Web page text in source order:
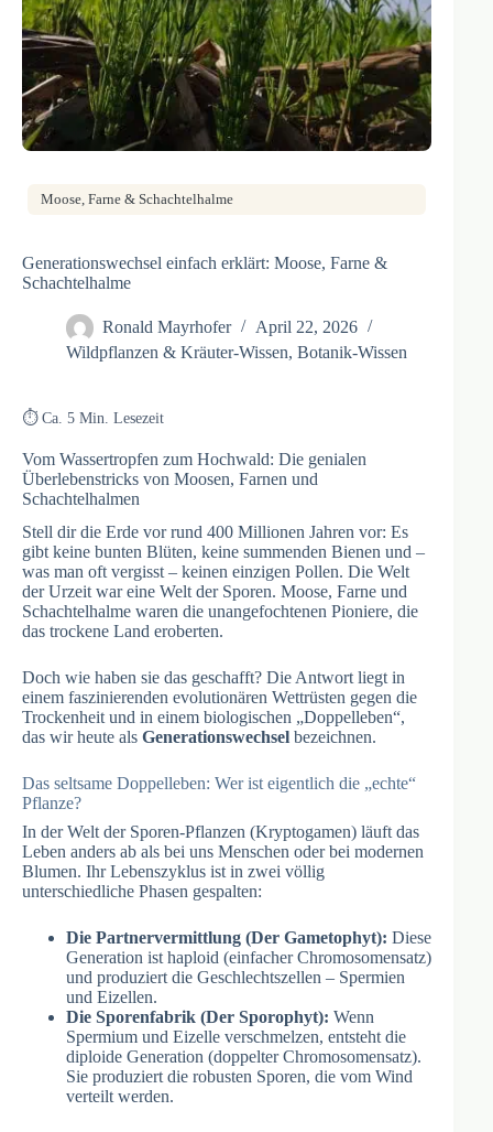
Moose, Farne & Schachtelhalme
Generationswechsel einfach erklärt: Moose, Farne &
Schachtelhalme
Ronald Mayrhofer
April 22, 2026
Wildpflanzen & Kräuter-Wissen, Botanik-Wissen
⏱️ Ca. 5 Min. Lesezeit
Vom Wassertropfen zum Hochwald: Die genialen
Überlebenstricks von Moosen, Farnen und
Schachtelhalmen
Stell dir die Erde vor rund 400 Millionen Jahren vor: Es
gibt keine bunten Blüten, keine summenden Bienen und –
was man oft vergisst – keinen einzigen Pollen. Die Welt
der Urzeit war eine Welt der Sporen. Moose, Farne und
Schachtelhalme waren die unangefochtenen Pioniere, die
das trockene Land eroberten.
Doch wie haben sie das geschafft? Die Antwort liegt in
einem faszinierenden evolutionären Wettrüsten gegen die
Trockenheit und in einem biologischen „Doppelleben“,
das wir heute als Generationswechsel bezeichnen.
Das seltsame Doppelleben: Wer ist eigentlich die „echte“
Pflanze?
In der Welt der Sporen-Pflanzen (Kryptogamen) läuft das
Leben anders ab als bei uns Menschen oder bei modernen
Blumen. Ihr Lebenszyklus ist in zwei völlig
unterschiedliche Phasen gespalten:
Die Partnervermittlung (Der Gametophyt): Diese
Generation ist haploid (einfacher Chromosomensatz)
und produziert die Geschlechtszellen – Spermien
und Eizellen.
Die Sporenfabrik (Der Sporophyt): Wenn
Spermium und Eizelle verschmelzen, entsteht die
diploide Generation (doppelter Chromosomensatz).
Sie produziert die robusten Sporen, die vom Wind
verteilt werden.